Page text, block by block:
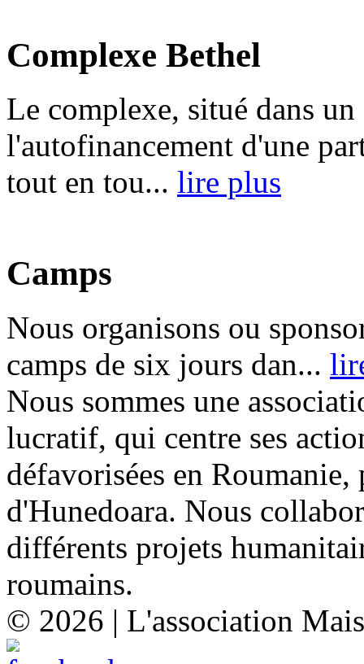
Complexe Bethel
Le complexe, situé dans
l'autofinancement d'une
tout en tou... lire plus
Camps
Nous organisons ou
camps de six jours dan...
Nous sommes une
lucratif, qui centre ses
défavorisées en
d'Hunedoara. Nous
différents projets
roumains.
© 2026 | L'association